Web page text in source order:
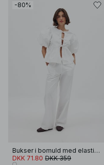
-80%
Bukser i bomuld med elastisk linning
DKK 71.80 DKK 359